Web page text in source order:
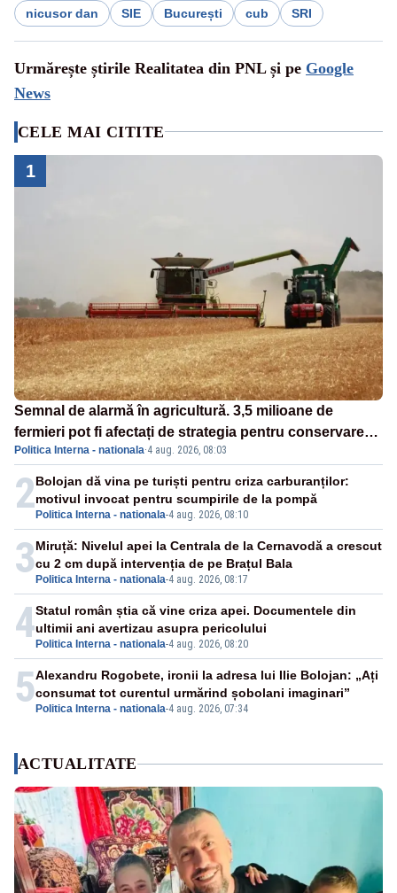
nicusor dan SIE București cub SRI
Urmărește știrile Realitatea din PNL și pe Google
News
CELE MAI CITITE
1
Semnal de alarmă în agricultură. 3,5 milioane de
fermieri pot fi afectați de strategia pentru conservarea
biodiversității
Politica Interna - nationala·4 aug. 2026, 08:03
2 Politica Interna - nationala-4 aug. 2026, 08:10
Bolojan dă vina pe turiști pentru criza carburanților:
motivul invocat pentru scumpirile de la pompă
3 Politica Interna - nationala-4 aug. 2026, 08:17
Miruță: Nivelul apei la Centrala de la Cernavodă a crescut
cu 2 cm după intervenția de pe Brațul Bala
4 Politica Interna - nationala-4 aug. 2026, 08:20
Statul român știa că vine criza apei. Documentele din
ultimii ani avertizau asupra pericolului
5 Politica Interna - nationala-4 aug. 2026, 07:34
Alexandru Rogobete, ironii la adresa lui Ilie Bolojan: „Ați
consumat tot curentul urmărind șobolani imaginari”
ACTUALITATE